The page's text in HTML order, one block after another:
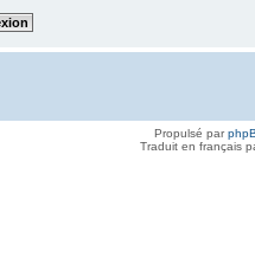
Propulsé par
Traduit en français